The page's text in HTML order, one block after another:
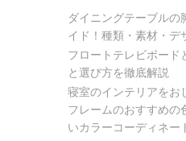
ダイニングテーブルの
イド！種類・素材・デ
フロートテレビボード
と選び方を徹底解説
寝室のインテリアをお
フレームのおすすめの
いカラーコーディネー